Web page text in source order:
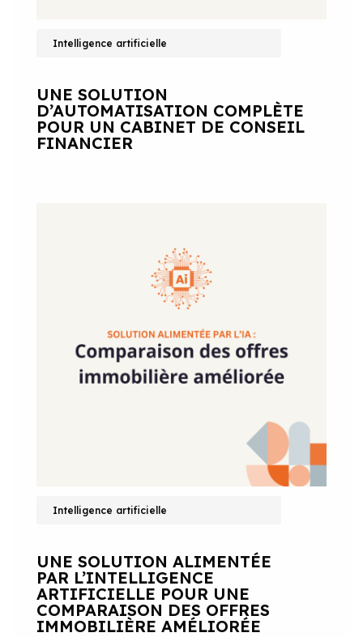
Intelligence artificielle
UNE SOLUTION
D’AUTOMATISATION COMPLÈTE
POUR UN CABINET DE CONSEIL
FINANCIER
Intelligence artificielle
UNE SOLUTION ALIMENTÉE
PAR L’INTELLIGENCE
ARTIFICIELLE POUR UNE
COMPARAISON DES OFFRES
IMMOBILIÈRE AMÉLIORÉE